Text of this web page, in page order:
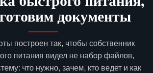
документы
построен так, чтобы собственник
питания видел не набор файлов,
что нужно, зачем, кто ведет и как